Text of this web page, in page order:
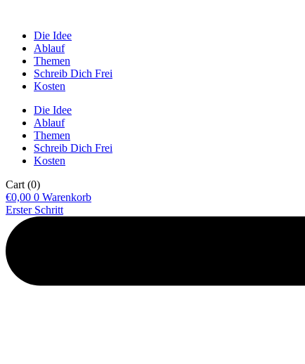
Die Idee
Ablauf
Themen
Schreib Dich Frei
Kosten
Die Idee
Ablauf
Themen
Schreib Dich Frei
Kosten
Cart (0)
€0,00 0 Warenkorb
Erster Schritt